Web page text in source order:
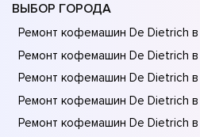
ВЫБОР ГОРОДА
Ремонт кофемашин De Dietrich
Ремонт кофемашин De Dietrich
Ремонт кофемашин De Dietrich
Ремонт кофемашин De Dietrich
Ремонт кофемашин De Dietrich в